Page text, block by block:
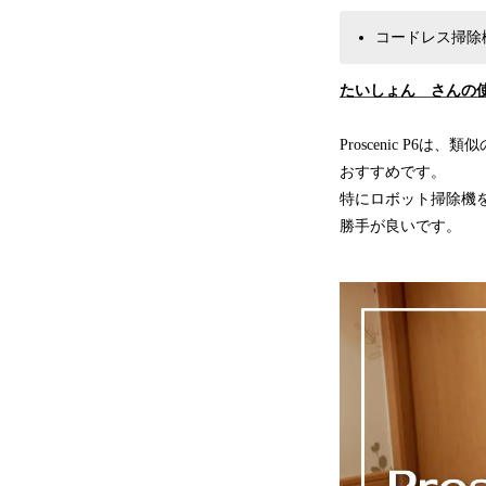
コードレス掃除
たいしょん さんの
Proscenic P6は、類
おすすめです。
特にロボット掃除機
勝手が良いです。